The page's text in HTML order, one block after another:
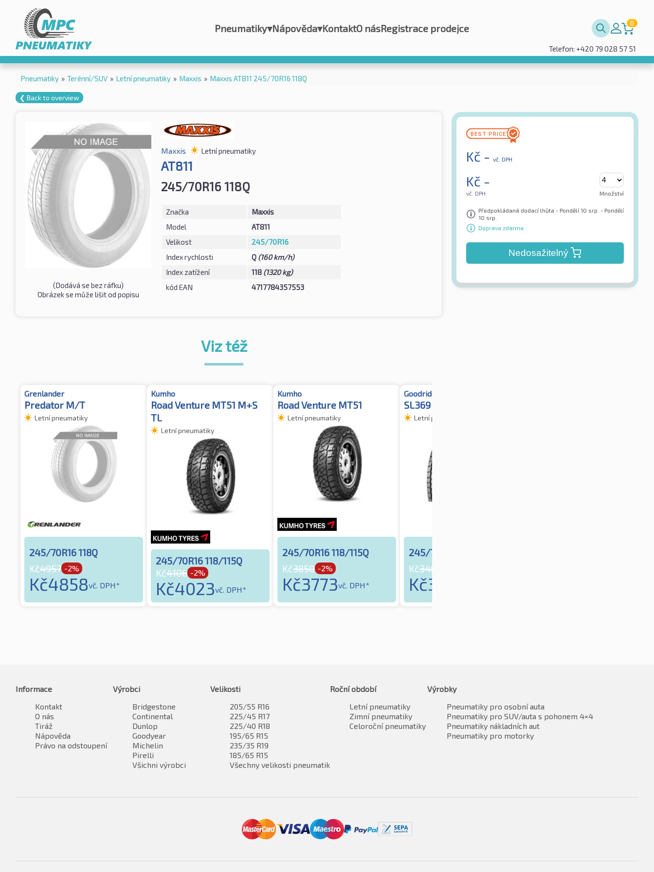
Pneumatiky▾Nápověda▾KontaktO násRegistrace prodejce 0
Telefon: +420 79 028 57 51
Pneumatiky » Terénní/SUV » Letní pneumatiky » Maxxis » Maxxis AT811 245/70R16 118Q
❮ Back to overview
(Dodává se bez ráfku)
Obrázek se může lišit od popisu
Maxxis Letní pneumatiky
AT811
245/70R16 118Q
Značka
Maxxis
Model
AT811
Velikost
245/70R16
Index rychlosti
Q (160 km/h)
Index zatížení
118 (1320 kg)
kód EAN
4717784357553
Kč - vč. DPH
Kč -
vč. DPH Množství
Předpokládaná dodací lhůta - Pondělí 10 srp. - Pondělí
10 srp.
Doprava zdarma
Nedosažitelný
Viz též
Grenlander
Predator M/T
Letní pneumatiky
245/70R16 118Q
Kč4957 -2%
Kč4858vč. DPH*
Kumho
Road Venture MT51 M+S
TL
Letní pneumatiky
245/70R16 118/115Q
Kč4106 -2%
Kč4023vč. DPH*
Kumho
Road Venture MT51
Letní pneumatiky
245/70R16 118/115Q
Kč3850 -2%
Kč3773vč. DPH*
Goodride / Westlake
SL369 A/T 10PR
Letní pneumatiky
245/70R16 118/115Q
Kč3467
Kč3398
Informace
Kontakt
O nás
Tiráž
Nápověda
Právo na odstoupení
Výrobci
Bridgestone
Continental
Dunlop
Goodyear
Michelin
Pirelli
Všichni výrobci
Velikosti
205/55 R16
225/45 R17
225/40 R18
195/65 R15
235/35 R19
185/65 R15
Všechny velikosti pneumatik
Roční období
Letní pneumatiky
Zimní pneumatiky
Celoroční pneumatiky
Výrobky
Pneumatiky pro osobní auta
Pneumatiky pro SUV/auta s pohonem 4×4
Pneumatiky nákladních aut
Pneumatiky pro motorky